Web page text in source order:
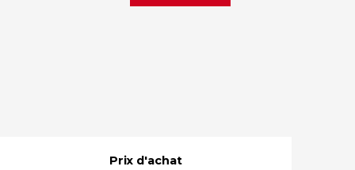
Prix d'achat